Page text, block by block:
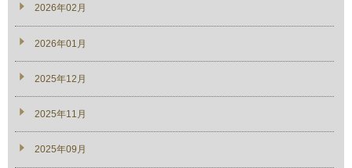
2026年02月
2026年01月
2025年12月
2025年11月
2025年09月